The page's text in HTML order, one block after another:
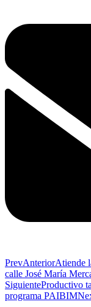
PrevAnteriorAtiende
calle José María
SiguienteProductivo
programa PAIBIM